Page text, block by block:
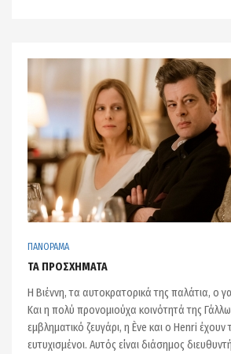
ΠΑΝΟΡΑΜΑ
ΤΑ ΠΡΟΣΧΗΜΑΤΑ
Η Βιέννη, τα αυτοκρατορικά της παλάτια, ο
Και η πολύ προνομιούχα κοινότητά της
εμβληματικό ζευγάρι, η Ève και ο Henri έχουν
ευτυχισμένοι. Αυτός είναι διάσημος